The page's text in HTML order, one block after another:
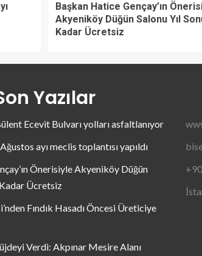
Başkan Hatice Gençay’ın
Akyeniköy Düğün Salonu Yıl
Kadar Ücretsiz
Yazılar
Ecevit Bulvarı yolları asfaltlanıyor
ayı meclis toplantısı yapıldı
Önerisiyle Akyeniköy Düğün
Kadar Ücretsiz
Fındık Hasadı Öncesi Üreticiye
Verdi: Akpınar Mesire Alanı